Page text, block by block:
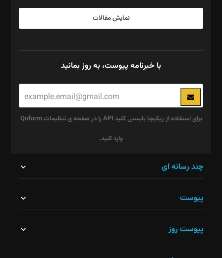
نمایش مقالات
با خبرنامه پیوست، به روز بمانید
برای استفاده از ریکپچا بایستی کلید API را در صفحه ی تنظیمات Quform
وارد کنید.
نباید
چند رسانه ای
پیوست
پیوست روز